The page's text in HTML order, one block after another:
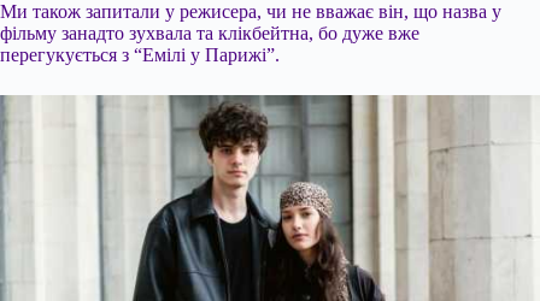
Ми також запитали у режисера, чи не вважає він, що назва у
фільму занадто зухвала та клікбейтна, бо дуже вже
перегукується з “Емілі у Парижі”.